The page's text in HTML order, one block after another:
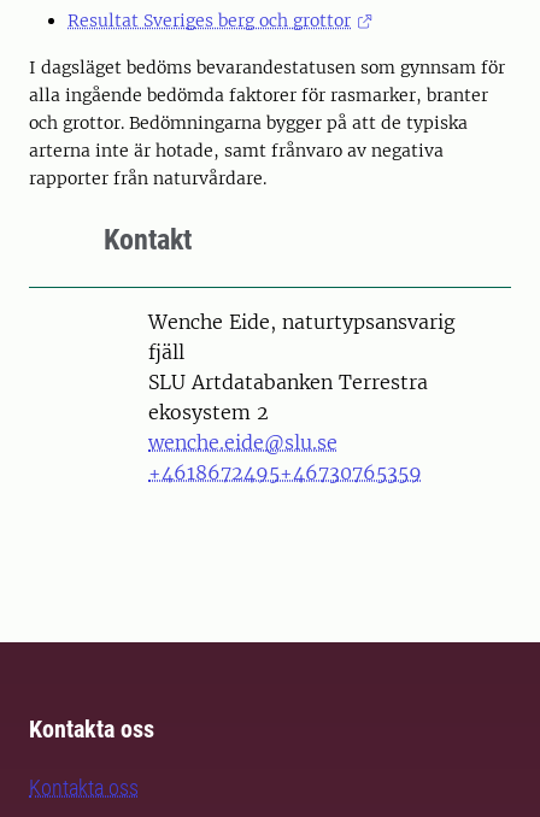
Resultat Sveriges berg och grottor
I dagsläget bedöms bevarandestatusen som gynnsam för
alla ingående bedömda faktorer för rasmarker, branter
och grottor. Bedömningarna bygger på att de typiska
arterna inte är hotade, samt frånvaro av negativa
rapporter från naturvårdare.
Kontakt
PersonWenche Eide, naturtypsansvarig
fjäll
SLU Artdatabanken Terrestra
ekosystem 2
wenche.eide@slu.se
+4618672495+46730765359
Kontakta oss
Kontakta oss